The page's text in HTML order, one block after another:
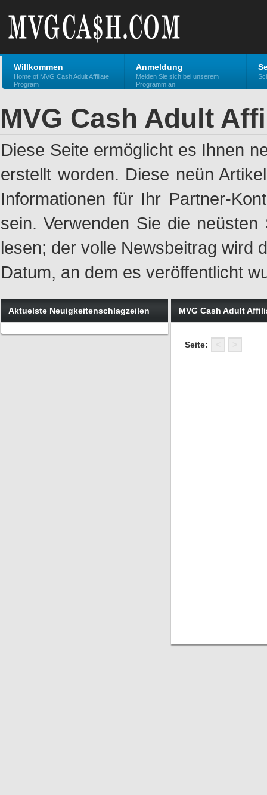
Willkommen
Home of MVG Cash Adult Affiliate
Program
Anmeldung
Melden Sie sich bei unserem
Programm an
MVG Cash Adult
Diese Seite ermöglicht es Ihnen
erstellt worden. Diese neün
Informationen für Ihr Partner-
sein. Verwenden Sie die
lesen; der volle Newsbeitrag wird
Datum, an dem es veröffentlicht
Aktuelste Neuigkeitenschlagzeilen MVG Cash Adult
Seite: